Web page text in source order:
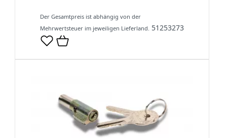
Der Gesamtpreis ist abhängig von der
Mehrwertsteuer im jeweiligen Lieferland. 51253273